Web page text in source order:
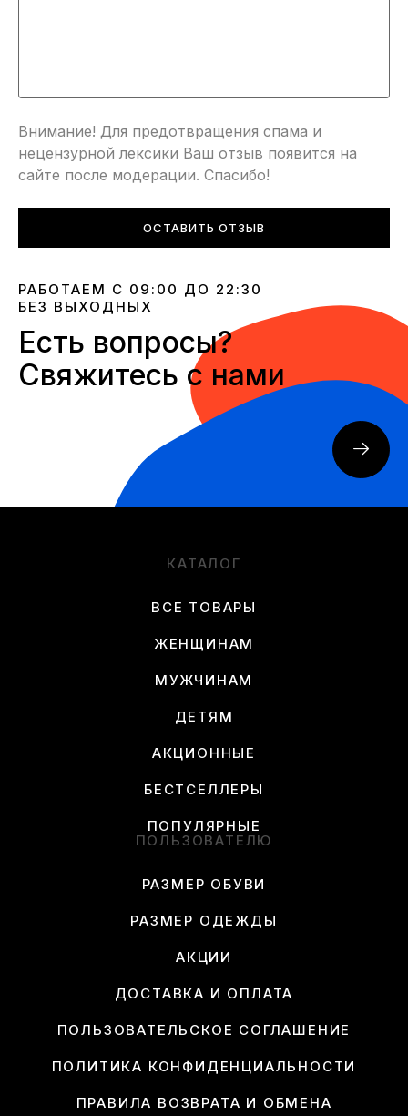
Внимание! Для предотвращения спама и
нецензурной лексики Ваш отзыв появится на
сайте после модерации. Спасибо!
ОСТАВИТЬ ОТЗЫВ
РАБОТАЕМ С 09:00 ДО 22:30
БЕЗ ВЫХОДНЫХ
Есть вопросы?
Свяжитесь с нами
КАТАЛОГ
ВСЕ ТОВАРЫ
ЖЕНЩИНАМ
МУЖЧИНАМ
ДЕТЯМ
АКЦИОННЫЕ
БЕСТСЕЛЛЕРЫ
ПОПУЛЯРНЫЕ
ПОЛЬЗОВАТЕЛЮ
РАЗМЕР ОБУВИ
РАЗМЕР ОДЕЖДЫ
АКЦИИ
ДОСТАВКА И ОПЛАТА
ПОЛЬЗОВАТЕЛЬСКОЕ СОГЛАШЕНИЕ
ПОЛИТИКА КОНФИДЕНЦИАЛЬНОСТИ
ПРАВИЛА ВОЗВРАТА И ОБМЕНА